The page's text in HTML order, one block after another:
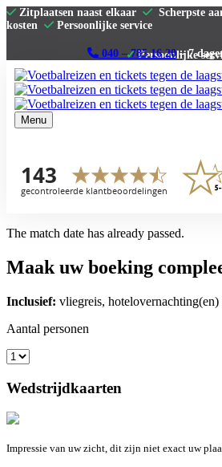
Zitplaatsen naast elkaar Scherpste
kosten
Persoonlijke service
040 – 785 16 20– 7
Menu
La Liga
Serie A
Contact
The match date has already passed.
Maak uw boeking
Inclusief: vliegreis,
Aantal personen
Wedstrijdkaarten
Impressie van uw zicht, dit zijn niet exact uw